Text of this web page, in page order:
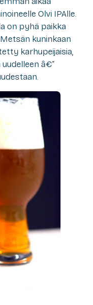
Olvi IPAlle.
on pyhä paikka
kuninkaan
karhupeijaisia,
â€“